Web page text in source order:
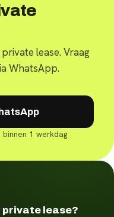
lease. Vraag
WhatsApp.
1 werkdag
private lease?